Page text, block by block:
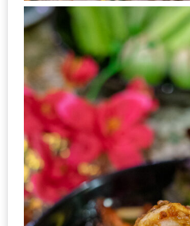
ภาพ
ปิ๊
งด้วย
HUAWEI
PLUS
สมา
ร์ท
โฟน